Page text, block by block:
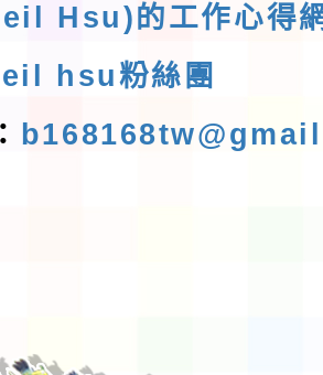
Hsu)的工作心得
hsu粉絲團